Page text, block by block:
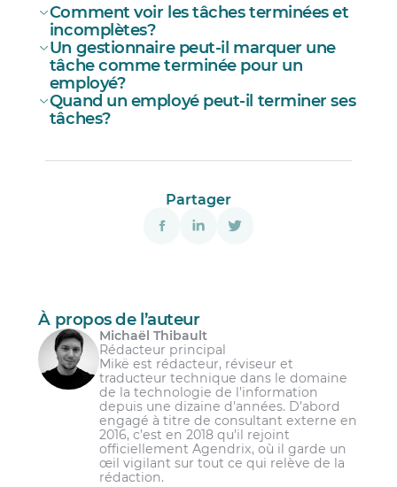
Comment voir les tâches terminées et
incomplètes?
En accédant directement à un quart où des
tâches ont été ajoutées; les tâches
En ajoutant le widget
Tâches de quarts
dans le tableau de bord; ce dernier vous
Tâches de quarts.
Un gestionnaire peut-il marquer une
tâche comme terminée pour un
employé?
Quand un employé peut-il terminer ses
tâches?
et
Partager
À propos de l’auteur
Michaël Thibault
Rédacteur principal
Mikë est rédacteur, réviseur et
traducteur technique dans le domaine
de la technologie de l’information
depuis une dizaine d'années. D’abord
engagé à titre de consultant externe en
2016, c’est en 2018 qu’il rejoint
officiellement Agendrix, où il garde un
œil vigilant sur tout ce qui relève de la
rédaction.